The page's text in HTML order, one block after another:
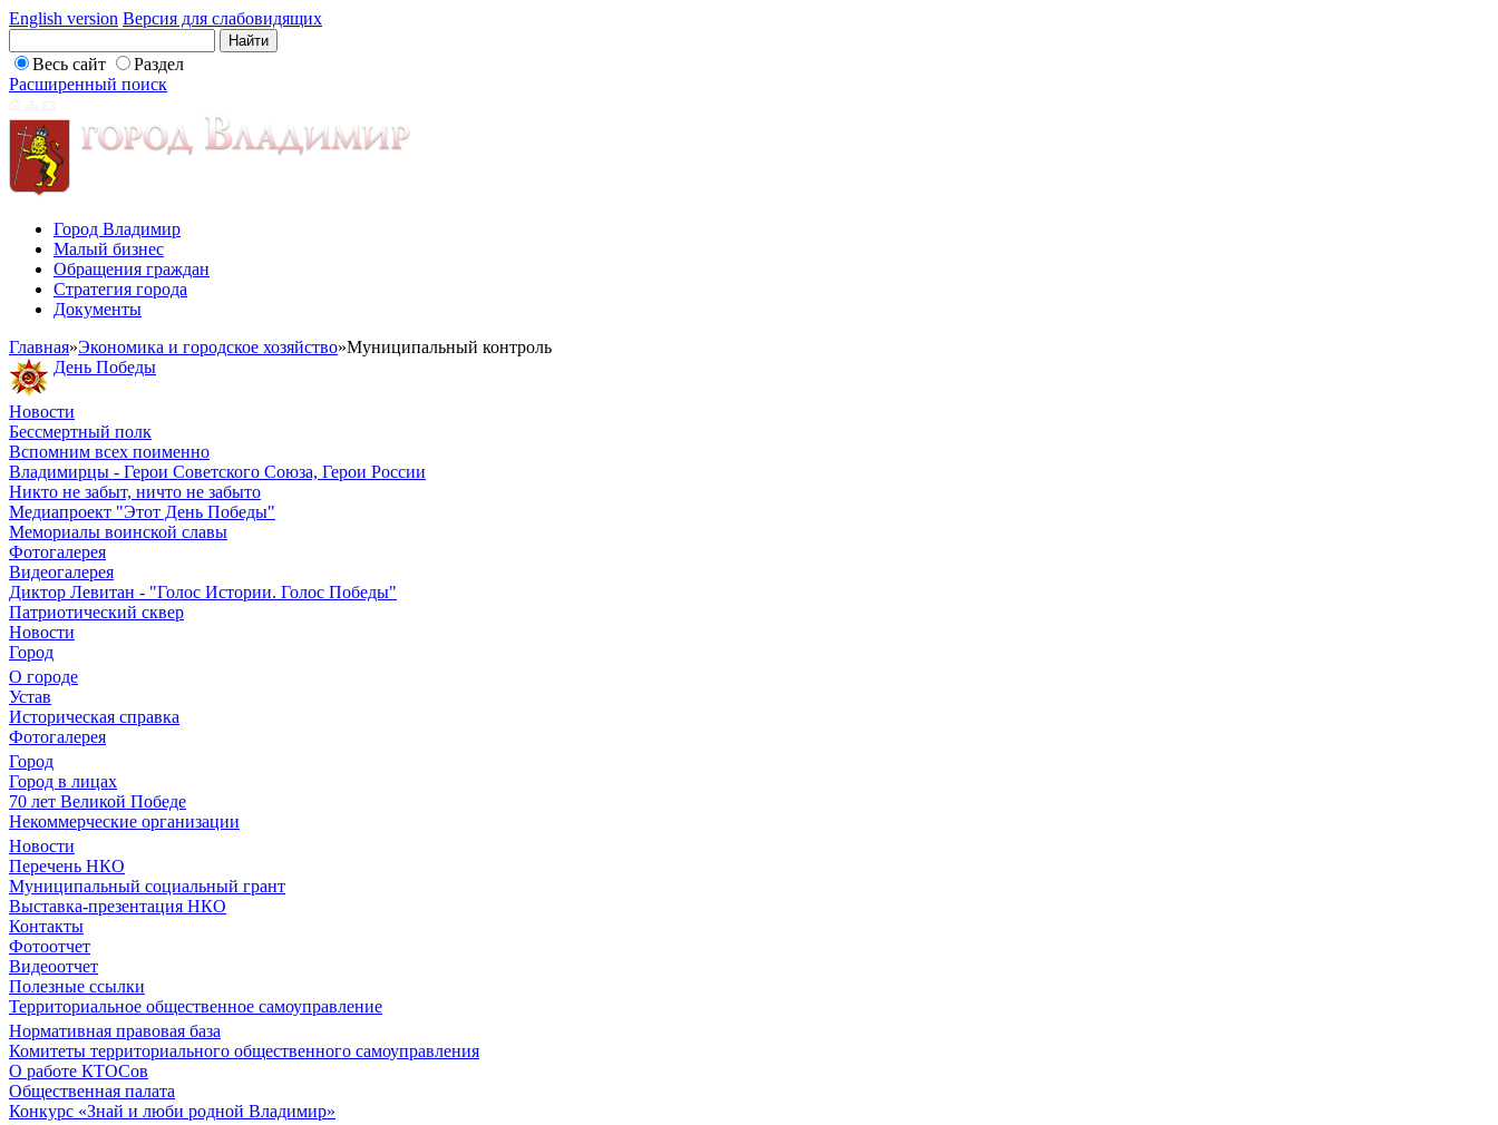
English version Версия для слабовидящих
Весь сайт
Раздел
Расширенный поиск
Город Владимир
Малый бизнес
Обращения граждан
Стратегия города
Документы
Главная»Экономика и городское хозяйство»Муниципальный контроль
День Победы
Новости
Бессмертный полк
Вспомним всех поименно
Владимирцы - Герои Советского Союза, Герои России
Никто не забыт, ничто не забыто
Медиапроект "Этот День Победы"
Мемориалы воинской славы
Фотогалерея
Видеогалерея
Диктор Левитан - "Голос Истории. Голос Победы"
Патриотический сквер
Новости
Город
О городе
Устав
Историческая справка
Фотогалерея
Город
Город в лицах
70 лет Великой Победе
Некоммерческие организации
Новости
Перечень НКО
Муниципальный социальный грант
Выставка-презентация НКО
Контакты
Фотоотчет
Видеоотчет
Полезные ссылки
Территориальное общественное самоуправление
Нормативная правовая база
Комитеты территориального общественного самоуправления
О работе КТОСов
Общественная палата
Конкурс «Знай и люби родной Владимир»